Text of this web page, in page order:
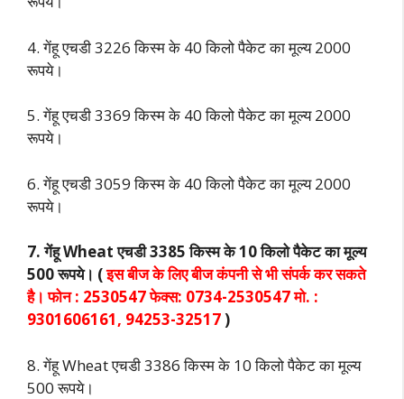
4. गेंहू एचडी 3226 किस्म के 40 किलो पैकेट का मूल्य 2000
रूपये।
5. गेंहू एचडी 3369 किस्म के 40 किलो पैकेट का मूल्य 2000
रूपये।
6. गेंहू एचडी 3059 किस्म के 40 किलो पैकेट का मूल्य 2000
रूपये।
7. गेंहू Wheat एचडी 3385 किस्म के 10 किलो पैकेट का मूल्य
500 रूपये। (इस बीज के लिए बीज कंपनी से भी संपर्क कर सकते
है। फोन : 2530547 फेक्स: 0734-2530547 मो. :
9301606161, 94253-32517)
8. गेंहू Wheat एचडी 3386 किस्म के 10 किलो पैकेट का मूल्य
500 रूपये।